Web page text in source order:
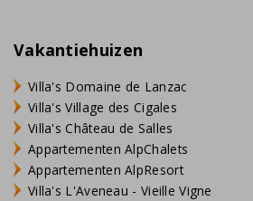
Vakantiehuizen
Villa's Domaine de Lanzac
Villa's Village des Cigales
Villa's Château de Salles
Appartementen AlpChalets
Appartementen AlpResort
Villa's L'Aveneau - Vieille Vigne